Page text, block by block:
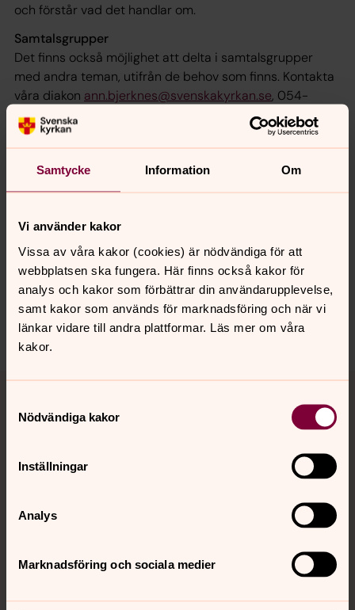
Samtycke Information Om
Vi använder kakor
Vissa av våra kakor (cookies) är nödvändiga för att
webbplatsen ska fungera. Här finns också kakor för
analys och kakor som förbättrar din användarupplevelse,
samt kakor som används för marknadsföring och när vi
länkar vidare till andra plattformar. Läs mer om våra
kakor.
Nödvändiga kakor
Inställningar
Analys
Marknadsföring och sociala medier
och förstår vad det handlar om.
Samtalsgrupper
Det finns också möjlighet att delta i samtalsgrupper
med andra teman, utifrån de behov som finns. Kontakta
våra diakon ann.bjerknes@svenskakyrkan.se, 054-
141903 om du har förslag och önskemål om något så
kanske en sådan grupp kan startas.
Synpunkter eller frågor på sidans
innehåll?
karlstads.pastorat@svenskakyrkan.se
Dela
Tillbaka till toppen
Tillbaka till innehållet
Kontakt
Kalender
Hitta snabbt